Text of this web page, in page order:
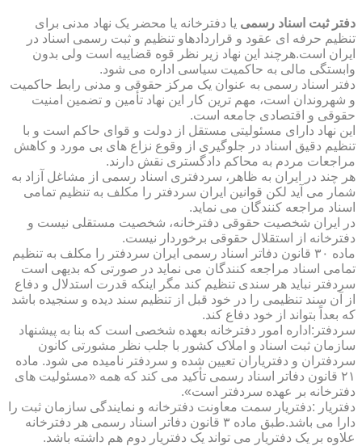
دفتر ثبت اسناد رسمی یا دفترخانه یا محضر یک نهاد مدنی برای
تنظیم حرفه ای عقود و قراردادهاو تنظیم و ثبت رسمی اسناد در
ایران است.هرچند این نهاد زیر نظر قوه قضاییه است ولی بدون
وابستگی مالی به حاکمیت سیاسی اداره می شود.
دفتر اسناد رسمی به عنوان یک مرکز حقوقی و مدنی رابط حاکمیت
و شهروندان است، مهم ترین کار این نهاد تأمین و تضمین امنیت
حقوقی و اقتصادی جامعه است.
این نهاد دارای مسئولیتی مستقل از دولت و قوای حاکم است و با
تنظیم دقیق اسناد در جلوگیری از وقوع نزاع های بی مورد و کاهش
مراجعات مردم به محاکم دادگستری نقش دارند.
هر چند در ایران به ظاهر، سردفتری اسناد رسمی از مشاغل آزاد به
شمار می آید لکن قوانین ایران سردفتر را مکلف به تنظیم تمامی
اسناد مراجعه کنندگان می نماید.
در ایران شخصیت حقوقی دفترخانه، شخصیت مستقلی نیست و
دفترخانه از استقلال حقوقی برخوردار نیست.
ماده ۳۰ قانون دفاتر اسناد رسمی ایران سردفتر را مکلف به تنظیم
تمامی اسناد مراجعه کنندگان می نماید در صورتی که بدیهی است
سردفتر نباید هر سندی تنظیم کند مگر اینکه قدرت استدلال و دفاع
از آن سند تنظیمی را در خود قبل از تنظیم سند دیده و سنجیده باشد
که بعداً بتواند از خود دفاع کند.
سردفتر:اداره امور دفترخانه بعهده شخصی است که بنا به پیشنهاد
سازمان ثبت اسناد و املاک کشور با جلب نظر مشورتی کانون
سردفتران و دفتریاران تعیین شده و سردفتر نامیده می شود. ماده
۲۱ قانون دفاتر اسناد رسمی تأکید می کند که همه «مسئولیت های
دفترخانه بر عهده سردفتر است».
دفتریار :دفتریار سمت معاونت دفترخانه و نمایندگی سازمان ثبت را
دارا می باشد.طبق ماده ۳ قانون دفاتر اسناد رسمی هر دفترخانه
علاوه بر یک دفتریار می تواند یک دفتریار دوم هم داشته باشد.